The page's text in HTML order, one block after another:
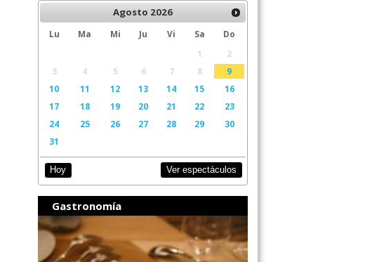
Agosto 2026
Lu Ma Mi Ju Vi Sa
Do
1
2
3
4 5 6 7 8
9
10
11 12 13 14 15
16
17
18 19 20 21 22
23
24
25 26 27 28 29
30
31
Hoy Ver espectáculos
Gastronomía